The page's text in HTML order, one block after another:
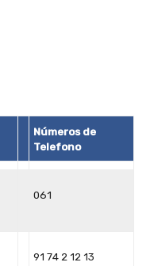
Números de
Telefono
061
91 74 2 12 13